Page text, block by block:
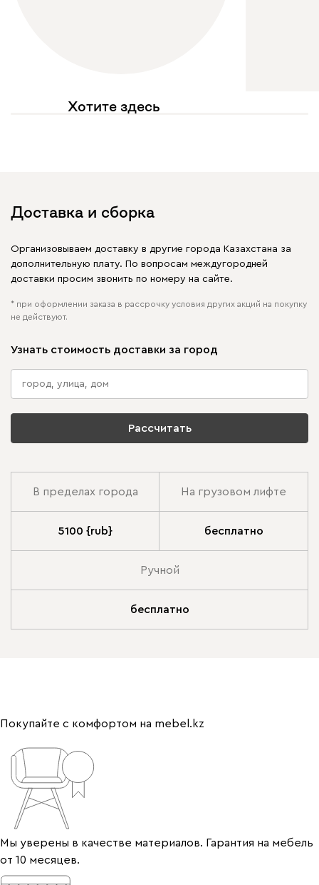
Хотите здесь
Доставка и сборка
Организовываем доставку в другие города Казахстана за
дополнительную плату. По вопросам междугородней
доставки просим звонить по номеру на сайте.
* при оформлении заказа в рассрочку условия других акций на покупку
не действуют.
Узнать стоимость доставки за город
Рассчитать
В пределах города На грузовом лифте
5100 {rub} бесплатно
Ручной
бесплатно
Покупайте с комфортом на mebel.kz
Мы уверены в качестве материалов. Гарантия на мебель
от 10 месяцев.